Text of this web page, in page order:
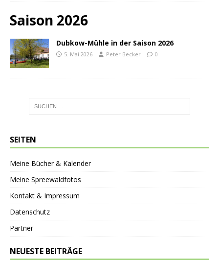
Saison 2026
Dubkow-Mühle in der Saison 2026
5. Mai 2026 Peter Becker 0
SEITEN
Meine Bücher & Kalender
Meine Spreewaldfotos
Kontakt & Impressum
Datenschutz
Partner
NEUESTE BEITRÄGE